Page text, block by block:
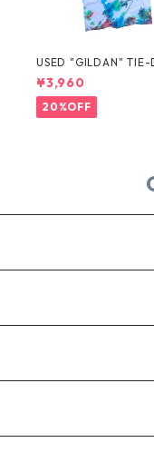
USED "GILDAN" TIE-
EE
¥3,960
20%OFF